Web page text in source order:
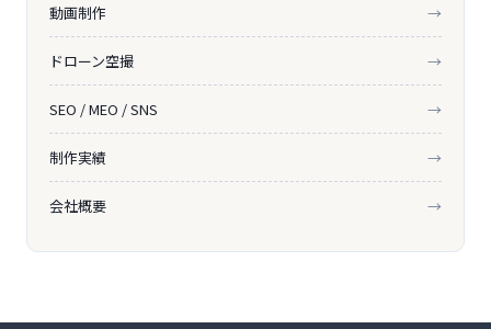
動画制作 →
ドローン空撮 →
SEO / MEO / SNS →
制作実績 →
会社概要 →